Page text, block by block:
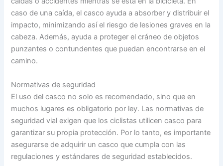
caso de una caída, el casco ayuda a absorber y distribuir el
impacto, minimizando así el riesgo de lesiones graves en la
cabeza. Además, ayuda a proteger el cráneo de objetos
punzantes o contundentes que puedan encontrarse en el
camino.
Normativas de seguridad
El uso del casco no solo es recomendado, sino que en
muchos lugares es obligatorio por ley. Las normativas de
seguridad vial exigen que los ciclistas utilicen casco para
garantizar su propia protección. Por lo tanto, es importante
asegurarse de adquirir un casco que cumpla con las
regulaciones y estándares de seguridad establecidos.